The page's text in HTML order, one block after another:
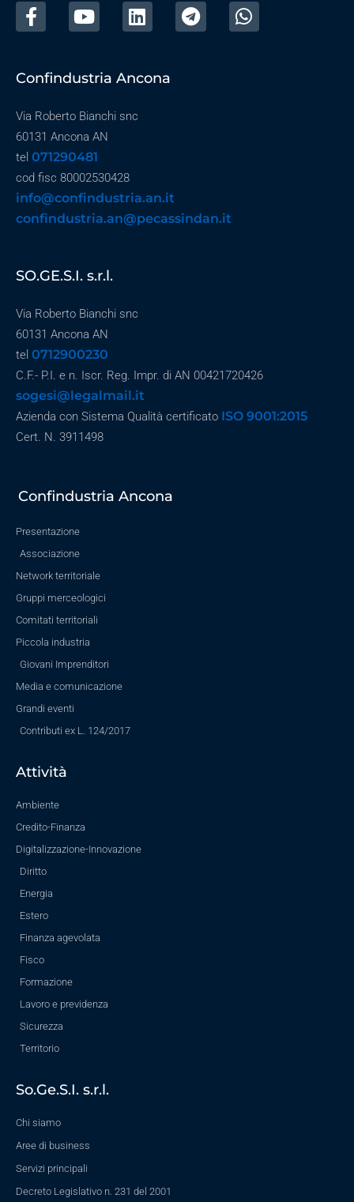
Confindustria Ancona
Via Roberto Bianchi snc
60131 Ancona AN
tel 071290481
cod fisc 80002530428
info@confindustria.an.it
confindustria.an@pecassindan.it
SO.GE.S.I. s.r.l.
Via Roberto Bianchi snc
60131 Ancona AN
tel 0712900230
C.F.- P.I. e n. Iscr. Reg. Impr. di AN 00421720426
sogesi@legalmail.it
Azienda con Sistema Qualità certificato ISO 9001:2015
Cert. N. 3911498
Confindustria Ancona
Presentazione
Associazione
Network territoriale
Gruppi merceologici
Comitati territoriali
Piccola industria
Giovani Imprenditori
Media e comunicazione
Grandi eventi
Contributi ex L. 124/2017
Attività
Ambiente
Credito-Finanza
Digitalizzazione-Innovazione
Diritto
Energia
Estero
Finanza agevolata
Fisco
Formazione
Lavoro e previdenza
Sicurezza
Territorio
So.Ge.S.I. s.r.l.
Chi siamo
Aree di business
Servizi principali
Decreto Legislativo n. 231 del 2001